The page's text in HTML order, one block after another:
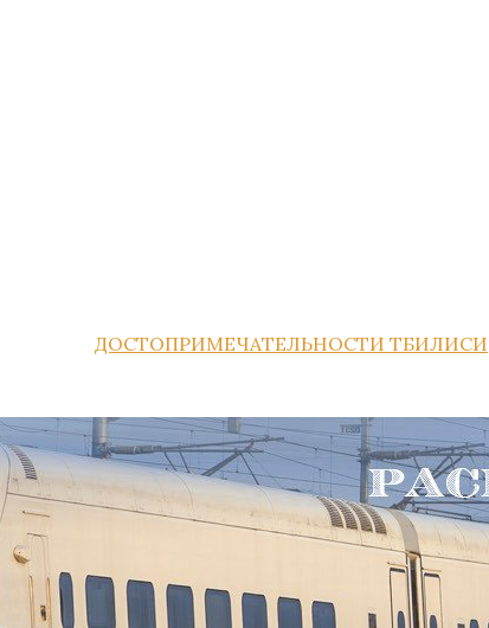
ДОСТОПРИМЕЧАТЕЛЬНОСТИ ТБИЛИСИ